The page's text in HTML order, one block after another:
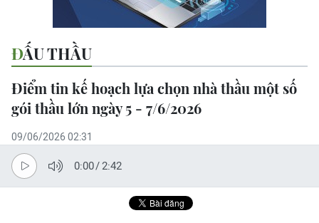
ĐẤU THẦU
Điểm tin kế hoạch lựa chọn nhà thầu một số
gói thầu lớn ngày 5 - 7/6/2026
09/06/2026 02:31
0:00/2:42